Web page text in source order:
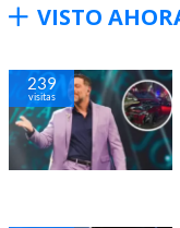
VISTO
239
visitas